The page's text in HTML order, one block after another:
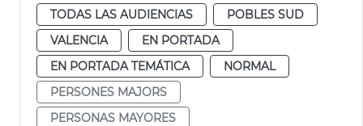
TODAS LAS AUDIENCIAS
POBLES SUD
VALENCIA
EN PORTADA
EN PORTADA TEMÁTICA
NORMAL
PERSONES MAJORS
PERSONAS MAYORES